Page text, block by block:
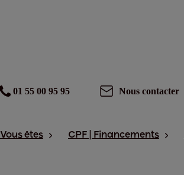
01 55 00 95 95 Nous contacter
Vous êtes CPF | Financements